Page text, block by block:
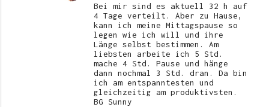
Bei mir sind es aktuell 32 h auf
4 Tage verteilt. Aber zu Hause,
kann ich meine Mittagspause so
legen wie ich will und ihre
Länge selbst bestimmen. Am
liebsten arbeite ich 5 Std.
mache 4 Std. Pause und hänge
dann nochmal 3 Std. dran. Da bin
ich am entspanntesten und
gleichzeitig am produktivsten.
BG Sunny